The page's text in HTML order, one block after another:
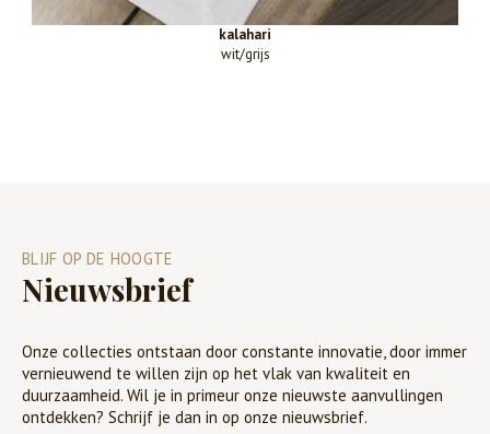
kalahari
wit/grijs
BLIJF OP DE HOOGTE
Nieuwsbrief
Onze collecties ontstaan door constante innovatie, door immer
vernieuwend te willen zijn op het vlak van kwaliteit en
duurzaamheid. Wil je in primeur onze nieuwste aanvullingen
ontdekken? Schrijf je dan in op onze nieuwsbrief.